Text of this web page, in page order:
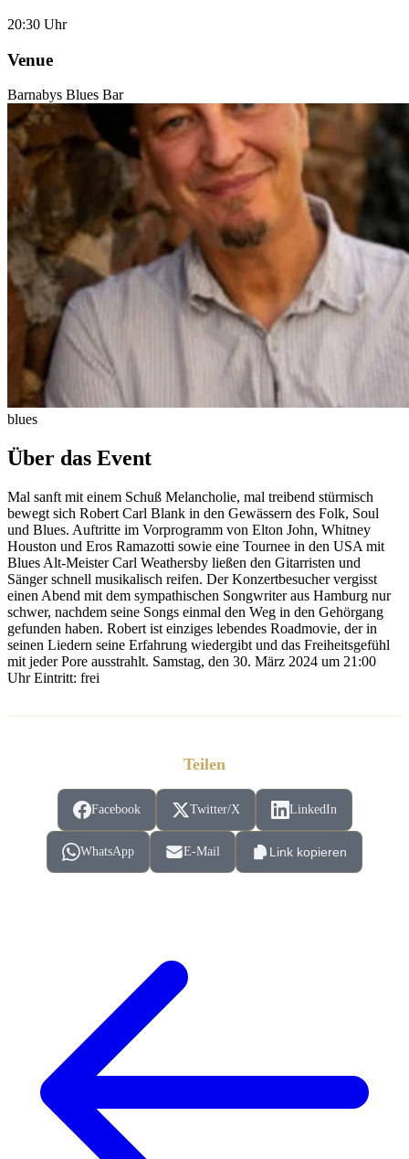
20:30 Uhr
Venue
Barnabys Blues Bar
blues
Über das Event
Mal sanft mit einem Schuß Melancholie, mal treibend stürmisch
bewegt sich Robert Carl Blank in den Gewässern des Folk, Soul
und Blues. Auftritte im Vorprogramm von Elton John, Whitney
Houston und Eros Ramazotti sowie eine Tournee in den USA mit
Blues Alt-Meister Carl Weathersby ließen den Gitarristen und
Sänger schnell musikalisch reifen. Der Konzertbesucher vergisst
einen Abend mit dem sympathischen Songwriter aus Hamburg nur
schwer, nachdem seine Songs einmal den Weg in den Gehörgang
gefunden haben. Robert ist einziges lebendes Roadmovie, der in
seinen Liedern seine Erfahrung wiedergibt und das Freiheitsgefühl
mit jeder Pore ausstrahlt. Samstag, den 30. März 2024 um 21:00
Uhr Eintritt: frei
Teilen
Facebook Twitter/X LinkedIn
WhatsApp E-Mail Link kopieren